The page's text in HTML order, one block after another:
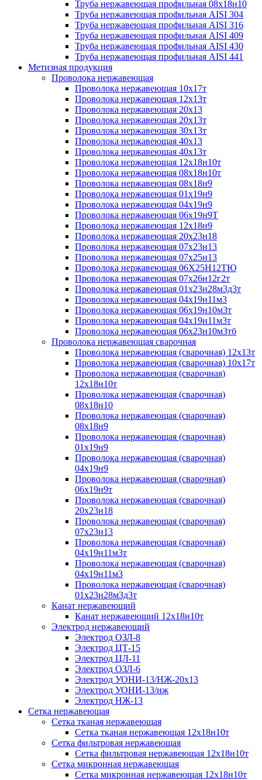
Труба нержавеющая профильная 08х18н10
Труба нержавеющая профильная AISI 304
Труба нержавеющая профильная AISI 316
Труба нержавеющая профильная AISI 409
Труба нержавеющая профильная AISI 430
Труба нержавеющая профильная AISI 441
Метизная продукция
Проволока нержавеющая
Проволока нержавеющая 10х17т
Проволока нержавеющая 12х13т
Проволока нержавеющая 20х13
Проволока нержавеющая 20х13т
Проволока нержавеющая 30х13т
Проволока нержавеющая 40х13
Проволока нержавеющая 40х13т
Проволока нержавеющая 12х18н10т
Проволока нержавеющая 08х18н10т
Проволока нержавеющая 08х18н9
Проволока нержавеющая 01х19н9
Проволока нержавеющая 04х19н9
Проволока нержавеющая 06х19н9Т
Проволока нержавеющая 12х18н9
Проволока нержавеющая 20х23н18
Проволока нержавеющая 07х23н13
Проволока нержавеющая 07х25н13
Проволока нержавеющая 06Х25Н12ТЮ
Проволока нержавеющая 07х26н12г2т
Проволока нержавеющая 01х23н28м3д3т
Проволока нержавеющая 04х19н11м3
Проволока нержавеющая 06х19н10м3т
Проволока нержавеющая 04х19н11м3т
Проволока нержавеющая 06х23н10м3тб
Проволока нержавеющая сварочная
Проволока нержавеющая (сварочная) 12х13т
Проволока нержавеющая (сварочная) 10х17т
Проволока нержавеющая (сварочная)
12х18н10т
Проволока нержавеющая (сварочная)
08х18н10
Проволока нержавеющая (сварочная)
08х18н9
Проволока нержавеющая (сварочная)
01х19н9
Проволока нержавеющая (сварочная)
04х19н9
Проволока нержавеющая (сварочная)
06х19н9т
Проволока нержавеющая (сварочная)
20х23н18
Проволока нержавеющая (сварочная)
07х23н13
Проволока нержавеющая (сварочная)
04х19н11м3т
Проволока нержавеющая (сварочная)
04х19н11м3
Проволока нержавеющая (сварочная)
01х23н28м3д3т
Канат нержавеющий
Канат нержавеющий 12х18н10т
Электрод нержавеющий
Электрод ОЗЛ-8
Электрод ЦТ-15
Электрод ЦЛ-11
Электрод ОЗЛ-6
Электрод УОНИ-13/НЖ-20х13
Электрод УОНИ-13/нж
Электрод НЖ-13
Сетка нержавеющая
Сетка тканая нержавеющая
Сетка тканая нержавеющая 12х18н10т
Сетка фильтровая нержавеющая
Сетка фильтровая нержавеющая 12х18н10т
Сетка микронная нержавеющая
Сетка микронная нержавеющая 12х18н10т